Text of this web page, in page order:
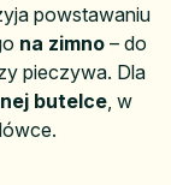
powstawaniu
na zimno – do
pieczywa. Dla
butelce , w